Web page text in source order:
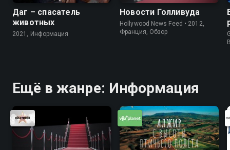
Даг – спасатель
животных
2021, Информация
Новости Голливуда
Hollywood News Feed • 2012,
Франция, Обзор
Ещё в жанре: Информация